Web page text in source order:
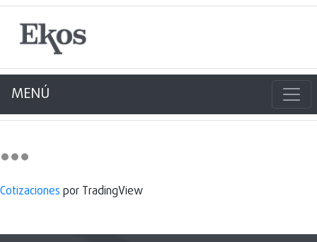
MENÚ
Cotizaciones por TradingView